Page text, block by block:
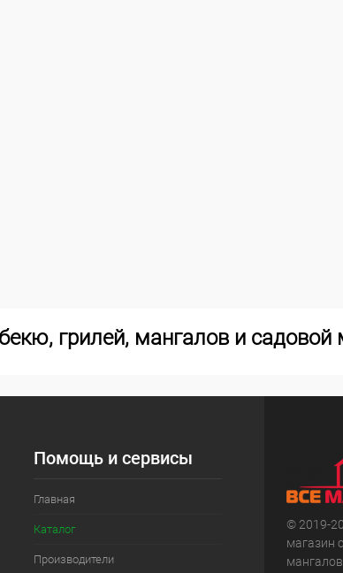
грилей, мангалов и садовой
Помощь и сервисы
Главная
Каталог
Производители
© 2019-
магазин